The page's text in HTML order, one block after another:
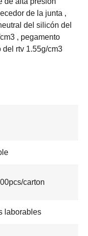
de la junta ,
del silicón del
, pegamento
del rtv 1.55g/cm3
carton
laborables